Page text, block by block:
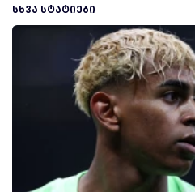
ᲡᲮᲕᲐ ᲡᲢᲐᲢᲘᲔᲑᲘ